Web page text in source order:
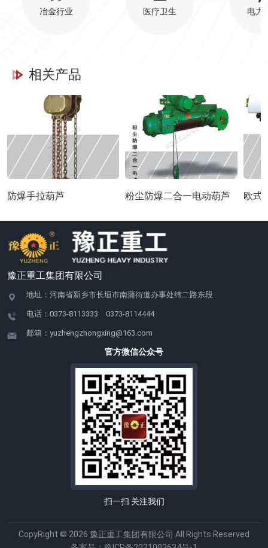
冶金行业 医疗卫生 电力
相关产品
防爆手拉葫芦 粉尘防爆二合一电动葫芦 欧式
豫正重工集团有限公司
地址：河南省新乡市长垣市南蒲街道办事处纬二路东段
电话：0373-8113333 0373-8114444
邮箱：yuzhengzhongxing@163.com
官方微信公众号
扫一扫 关注我们
CopyRight © 2026 豫正重工集团有限公司 All Rights Reserved